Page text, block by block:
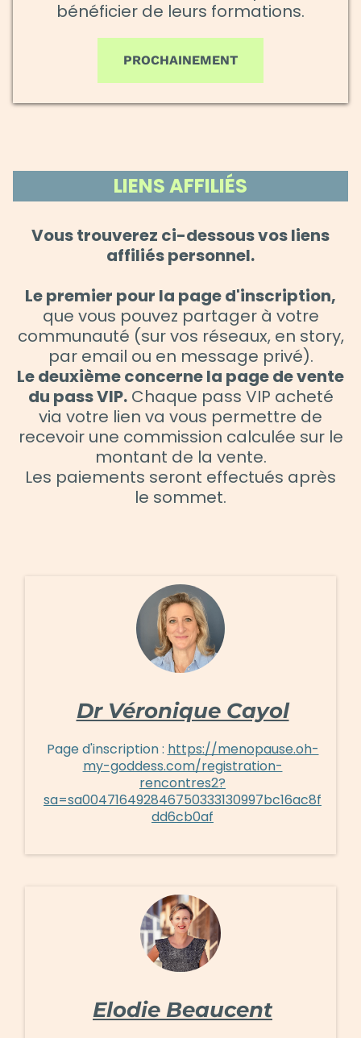
bénéficier de leurs formations.
PROCHAINEMENT
LIENS AFFILIÉS
Vous trouverez ci-dessous vos liens
affiliés personnel.
Le premier pour la page d'inscription,
que vous pouvez partager à votre
communauté (sur vos réseaux, en story,
par email ou en message privé).
Le deuxième concerne la page de vente
du pass VIP.Chaque pass VIP acheté
via votre lien va vous permettre de
recevoir une commission calculée sur le
montant de la vente.
Les paiements seront effectués après
le sommet.
Dr Véronique Cayol
Page d'inscription : https://menopause.oh-
my-goddess.com/registration-
rencontres2?
sa=sa004716492846750333130997bc16ac8f
dd6cb0af
Elodie Beaucent